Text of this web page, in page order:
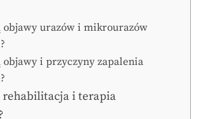
objawy urazów i mikrourazów
objawy i przyczyny zapalenia
rehabilitacja i terapia